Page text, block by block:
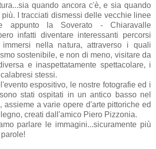
quando ancora c'è, e sia quando
più. I tracciati dismessi delle vecchie linee
appunto la Soverato - Chiaravalle
infatti diventare interessanti percorsi
immersi nella natura, attraverso i quali
sostenibile, e non di meno, visitare da
e inaspettatamente spettacolare, i
stessi.
espositivo, le nostre fotografie ed i
stati ospitati in un antico basso nel
assieme a varie opere d'arte pittoriche ed
creati dall'amico Piero Pizzonia.
parlare le immagini...sicuramente più